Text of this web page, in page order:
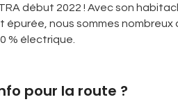
début 2022 ! Avec son
nous sommes nombreux
% électrique.
pour la route ?